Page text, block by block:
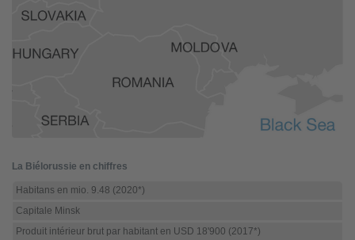
La Biélorussie en chiffres
Habitans en mio. 9.48 (2020*)
Capitale Minsk
Produit intérieur brut par habitant en USD 18'900 (2017*)